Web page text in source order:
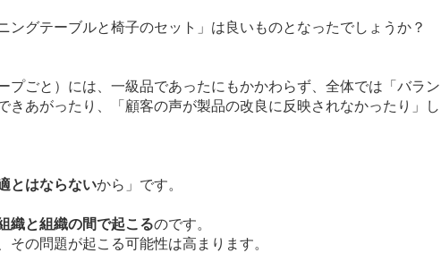
ングテーブルと椅子のセット」は良いものとなったでしょうか？
プごと）には、一級品であったにもかかわらず、全体では「バラン
きあがったり、「顧客の声が製品の改良に反映されなかったり」し
とはならないから」です。
織と組織の間で起こるのです。
の問題が起こる可能性は高まります。